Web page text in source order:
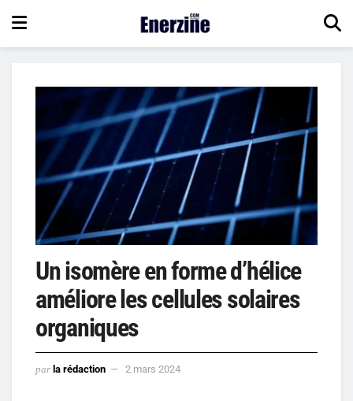
Un isomère en forme d’hélice
améliore les cellules solaires
organiques
par la rédaction 2 mars 2024